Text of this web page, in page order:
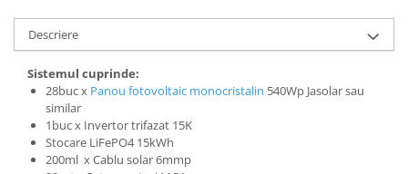
Deep Cycle - Tractiune/Semi-
Tractiune
Marine & Caravan
Pachete acumulatori VRLA
Sisteme de management (BMS)
Descriere
Sistemul cuprinde:
28buc x Panou fotovoltaic monocristalin 540Wp Jasolar sau
similar
1buc x Invertor trifazat 15K
Stocare LiFePO4 15kWh
200ml x Cablu solar 6mmp